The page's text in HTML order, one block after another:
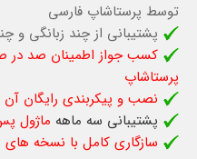
توسط پرستاشاپ فارسی
پشتیبانی از چند زبانگی و
کسب جواز اطمینان صد در
پرستاشاپ
نصب و پیکربندی رایگان آن
پشتیبانی سه ماهه ماژول
سازگاری کامل با نسخه های 1.6 و 1.7 و 8 پرستاشاپ